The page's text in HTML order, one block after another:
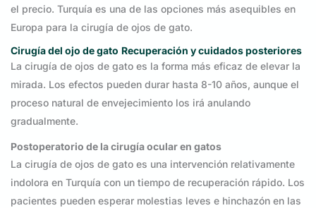
el precio. Turquía es una de las opciones más asequibles en
Europa para la cirugía de ojos de gato.
Cirugía del ojo de gato Recuperación y cuidados posteriores
La cirugía de ojos de gato es la forma más eficaz de elevar la
mirada. Los efectos pueden durar hasta 8-10 años, aunque el
proceso natural de envejecimiento los irá anulando
gradualmente.
Postoperatorio de la cirugía ocular en gatos
La cirugía de ojos de gato es una intervención relativamente
indolora en Turquía con un tiempo de recuperación rápido. Los
pacientes pueden esperar molestias leves e hinchazón en las